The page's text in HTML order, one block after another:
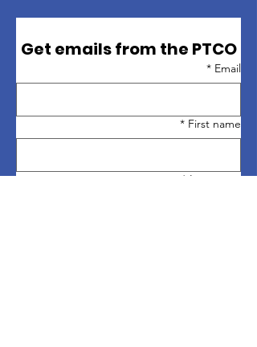
Get emails from the PTCO
Email
*
First name
*
Last name
*